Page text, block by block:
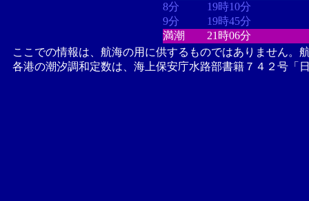
8分
19時10分
9分
19時45分
満潮
21時06分
ここでの情報は、航海の用に供するものではありません。
各港の潮汐調和定数は、海上保安庁水路部書籍７４２号「